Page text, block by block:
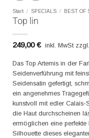
Start / SPECIALS / BEST OF
Top lin
249,00€ inkl. MwSt
Das Top Artemis in der
Seidenverführung mit
Seidensatin gefertigt,
ein angenehmes
kunstvoll mit edler Calais-
die Haut durchscheinen
ermöglichen eine
Silhouette dieses